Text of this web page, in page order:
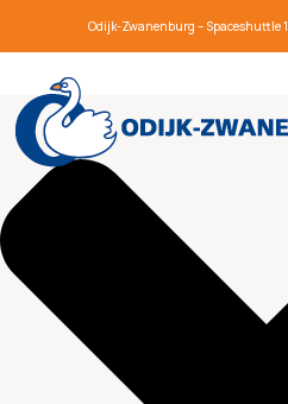
Beheer toestemming
Odijk-Zwanenburg – Spaceshuttle